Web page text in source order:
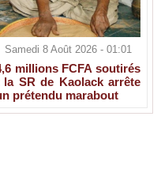
Samedi 8 Août 2026 - 01:01
millions FCFA soutirés
la SR de Kaolack arrête
prétendu marabout